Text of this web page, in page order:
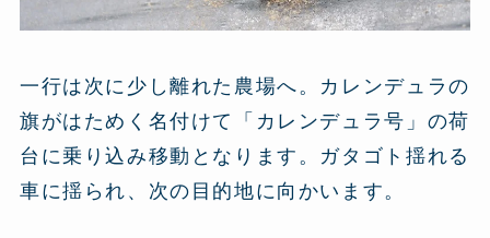
一行は次に少し離れた農場へ。カレンデュラの
旗がはためく名付けて「カレンデュラ号」の荷
台に乗り込み移動となります。ガタゴト揺れる
車に揺られ、次の目的地に向かいます。